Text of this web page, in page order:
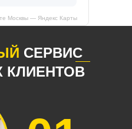
Москвы — Яндекс Карты
СЕРВИС
КЛИЕНТОВ